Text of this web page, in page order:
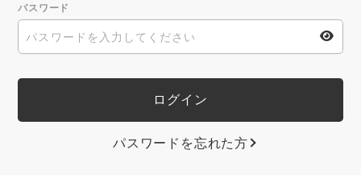
パスワード
パスワードを忘れた方